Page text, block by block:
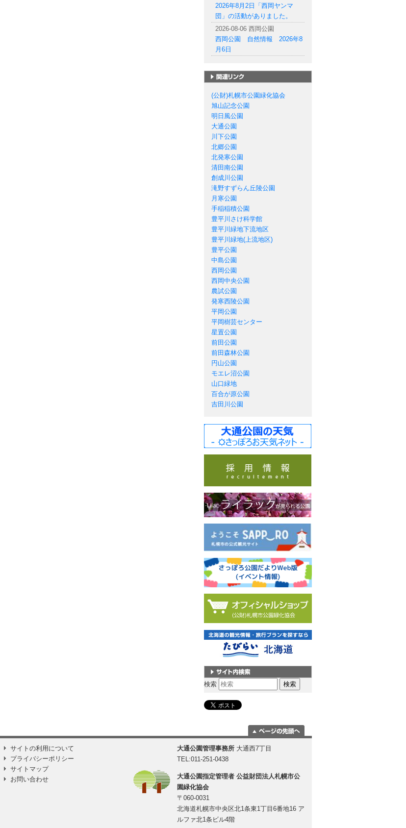
2026年8月2日「西岡ヤンマ
団」の活動がありました。
2026-08-06 西岡公園
西岡公園 自然情報 2026年8
月6日
(公財)札幌市公園緑化協会
旭山記念公園
明日風公園
大通公園
川下公園
北郷公園
北発寒公園
清田南公園
創成川公園
滝野すずらん丘陵公園
月寒公園
手稲稲積公園
豊平川さけ科学館
豊平川緑地下流地区
豊平川緑地(上流地区)
豊平公園
中島公園
西岡公園
西岡中央公園
農試公園
発寒西陵公園
平岡公園
平岡樹芸センター
星置公園
前田公園
前田森林公園
円山公園
モエレ沼公園
山口緑地
百合が原公園
吉田川公園
サイト内検索
検索
に移動
サイトの利用について
プライバシーポリシー
サイトマップ
お問い合わせ
大通公園管理事務所 大通西7丁目
TEL:011-251-0438
大通公園指定管理者 公益財団法人札幌市公
園緑化協会
〒060-0031
北海道札幌市中央区北1条東1丁目6番地16 ア
ルファ北1条ビル4階